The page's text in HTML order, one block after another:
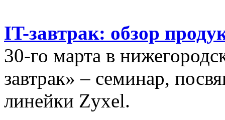
IT-завтрак: обзор
30-го марта в
завтрак» – семинар,
линейки Zyxel.